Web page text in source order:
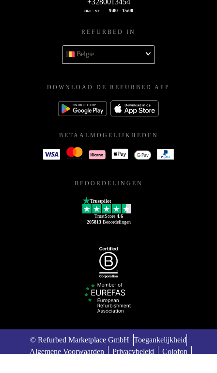
+3280013454
ma - vr 9:00 - 15:00
REFURBED IN
België
DOWNLOAD DE REFURBED APP
BETAALMOGELIJKHEDEN
BEOORDELINGEN
Trustpilot
TrustScore 4.6
205813Beoordelingen
© Refurbed Marketplace GmbH Toegankelijkheid
Algemene Voorwaarden
Privacybeleid
Colofon